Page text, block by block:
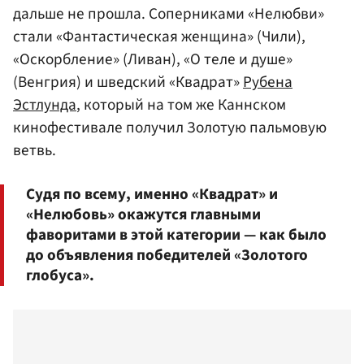
дальше не прошла. Соперниками «Нелюбви»
стали «Фантастическая женщина» (Чили),
«Оскорбление» (Ливан), «О теле и душе»
(Венгрия) и шведский «Квадрат»Рубена
Эстлунда, который на том же Каннском
кинофестивале получил Золотую пальмовую
ветвь.
Судя по всему, именно «Квадрат» и
«Нелюбовь» окажутся главными
фаворитами в этой категории — как было
до объявления победителей «Золотого
глобуса».